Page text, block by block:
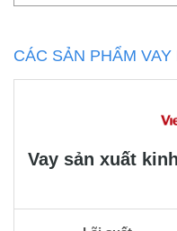
CÁC SẢN PHẨM
Vay sản xuất